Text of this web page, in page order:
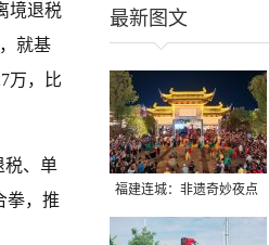
境退税
就基
万，比
税、单
拳，推
最新图文
福建连城：非遗奇妙夜点
亮夏夜